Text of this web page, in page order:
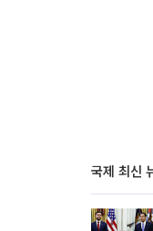
국제 최신